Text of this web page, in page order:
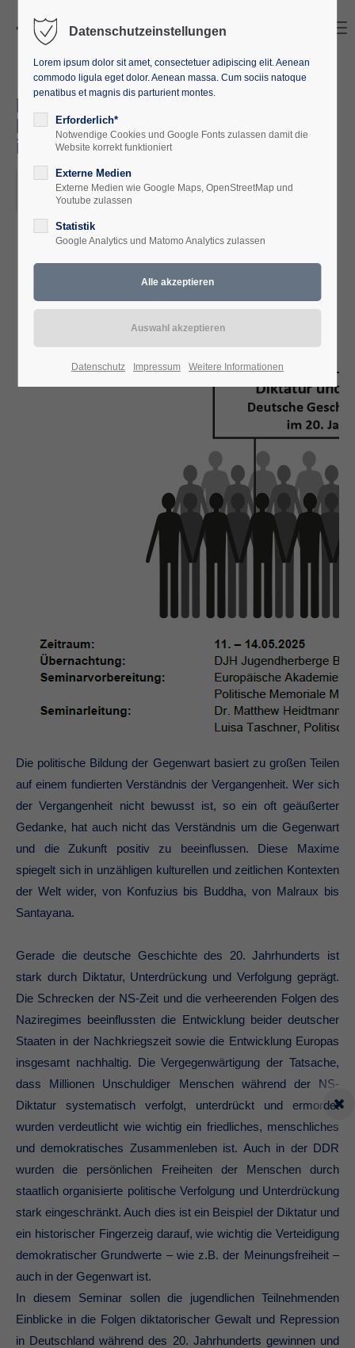
Diktatur und Demokratie:
Deutsche Geschichte und Politik
im 20. Jahrhundert
2025-05-11–2025-05-14
ORT: BERLIN
Die politische Bildung der Gegenwart basiert zu großen Teilen
auf einem fundierten Verständnis der Vergangenheit. Wer sich
der Vergangenheit nicht bewusst ist, so ein oft geäußerter
Gedanke, hat auch nicht das Verständnis um die Gegenwart
und die Zukunft positiv zu beeinflussen. Diese Maxime
spiegelt sich in unzähligen kulturellen und zeitlichen Kontexten
der Welt wider, von Konfuzius bis Buddha, von Malraux bis
Santayana.
Gerade die deutsche Geschichte des 20. Jahrhunderts ist
stark durch Diktatur, Unterdrückung und Verfolgung geprägt.
Die Schrecken der NS-Zeit und die verheerenden Folgen des
Naziregimes beeinflussten die Entwicklung beider deutscher
Staaten in der Nachkriegszeit sowie die Entwicklung Europas
insgesamt nachhaltig. Die Vergegenwärtigung der Tatsache,
dass Millionen Unschuldiger Menschen während der NS-
Diktatur systematisch verfolgt, unterdrückt und ermordet
wurden verdeutlicht wie wichtig ein friedliches, menschliches
und demokratisches Zusammenleben ist. Auch in der DDR
wurden die persönlichen Freiheiten der Menschen durch
staatlich organisierte politische Verfolgung und Unterdrückung
stark eingeschränkt. Auch dies ist ein Beispiel der Diktatur und
ein historischer Fingerzeig darauf, wie wichtig die Verteidigung
demokratischer Grundwerte – wie z.B. der Meinungsfreiheit –
auch in der Gegenwart ist.
In diesem Seminar sollen die jugendlichen Teilnehmenden
Einblicke in die Folgen diktatorischer Gewalt und Repression
in Deutschland während des 20. Jahrhunderts gewinnen und
Datenschutzeinstellungen
Lorem ipsum dolor sit amet, consectetuer adipiscing elit. Aenean
commodo ligula eget dolor. Aenean massa. Cum sociis natoque
penatibus et magnis dis parturient montes.
Erforderlich*
Notwendige Cookies und Google Fonts zulassen damit die
Website korrekt funktioniert
Externe Medien
Externe Medien wie Google Maps, OpenStreetMap und
Youtube zulassen
Statistik
Google Analytics und Matomo Analytics zulassen
Datenschutz Impressum Weitere Informationen